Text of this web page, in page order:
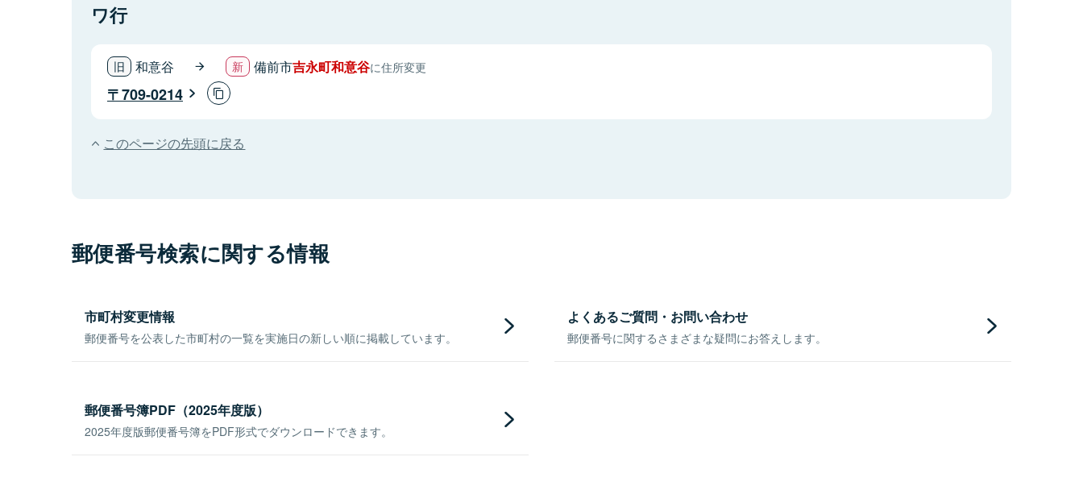
ワ行
和意谷 備前市吉永町和意谷に住所変更
709-0214
このページの先頭に戻る
郵便番号検索に関する情報
市町村変更情報
郵便番号を公表した市町村の一覧を実施日の新しい順に掲載しています。
よくあるご質問・お問い合わせ
郵便番号に関するさまざまな疑問にお答えします。
郵便番号簿PDF（2025年度版）
2025年度版郵便番号簿をPDF形式でダウンロードできます。